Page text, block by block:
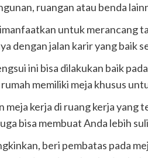
ruangan atau benda
untuk merancang
dengan jalan karir yang baik
ini bisa dilakukan baik
memiliki meja khusus
meja kerja di ruang kerja
bisa membuat Anda lebih
beri pembatas pada